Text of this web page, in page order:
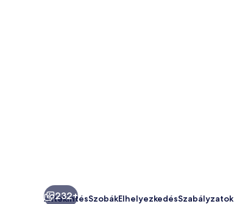
232+
ÁttekintésSzobákElhelyezkedésSzabályzatok